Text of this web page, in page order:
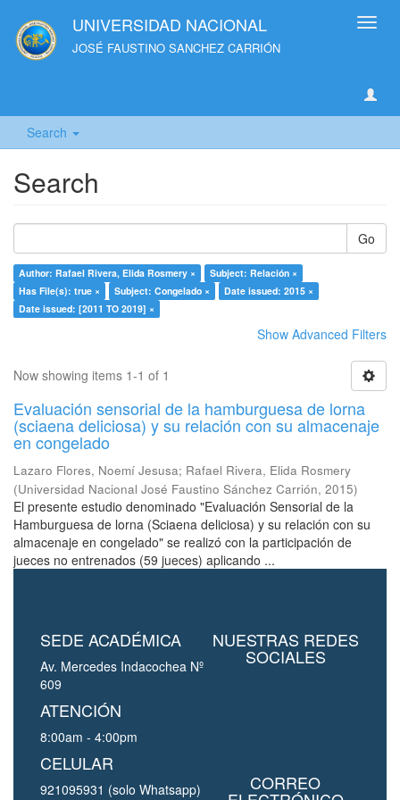
UNIVERSIDAD NACIONAL
JOSÉ FAUSTINO SANCHEZ CARRIÓN
Search
Search
Go
Author: Rafael Rivera, Elida Rosmery ×
Subject: Relación ×
Has File(s): true ×
Subject: Congelado ×
Date issued: 2015 ×
Date issued: [2011 TO 2019] ×
Show Advanced Filters
Now showing items 1-1 of 1
Evaluación sensorial de la hamburguesa de lorna
(sciaena deliciosa) y su relación con su almacenaje
en congelado
Lazaro Flores, Noemí Jesusa; Rafael Rivera, Elida Rosmery
(Universidad Nacional José Faustino Sánchez Carrión, 2015)
El presente estudio denominado "Evaluación Sensorial de la
Hamburguesa de lorna (Sciaena deliciosa) y su relación con su
almacenaje en congelado" se realizó con la participación de
jueces no entrenados (59 jueces) aplicando ...
SEDE ACADÉMICA
Av. Mercedes Indacochea Nº
609
ATENCIÓN
8:00am - 4:00pm
CELULAR
921095931 (solo Whatsapp)
NUESTRAS REDES
SOCIALES
CORREO